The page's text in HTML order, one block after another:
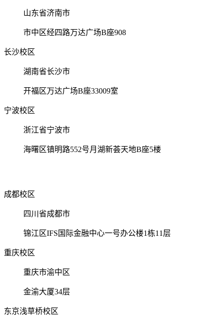
山东省济南市
市中区经四路万达广场B座908
长沙校区
湖南省长沙市
开福区万达广场B座33009室
宁波校区
浙江省宁波市
海曙区镇明路552号月湖新荟天地B座5楼
成都校区
四川省成都市
锦江区IFS国际金融中心一号办公楼1栋11层
重庆校区
重庆市渝中区
金渝大厦34层
东京浅草桥校区